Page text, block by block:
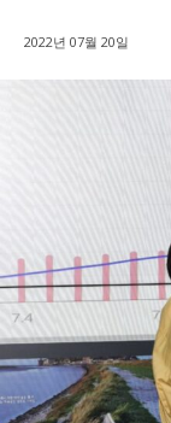
2022년 07월 20일